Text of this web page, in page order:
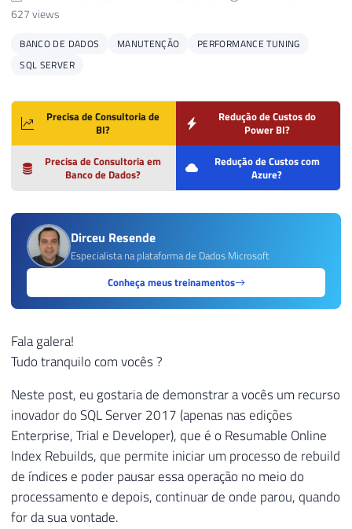
627 views
BANCO DE DADOS MANUTENÇÃO
PERFORMANCE TUNING
SQL SERVER
Precisa de Consultoria de
BI?
Redução de Custos do
Power BI?
Precisa de Consultoria em
Banco de Dados?
Redução de Custos com
Azure?
Dirceu Resende
Especialista na plataforma de Dados Microsoft
Conheça meus treinamentos
Fala galera!
Tudo tranquilo com vocês ?
Neste post, eu gostaria de demonstrar a vocês um recurso
inovador do SQL Server 2017 (apenas nas edições
Enterprise, Trial e Developer), que é o Resumable Online
Index Rebuilds, que permite iniciar um processo de rebuild
de índices e poder pausar essa operação no meio do
processamento e depois, continuar de onde parou, quando
for da sua vontade.